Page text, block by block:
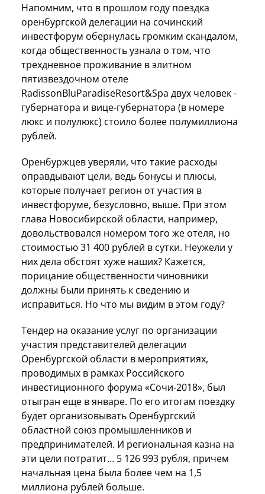
Напомним, что в прошлом году поездка
оренбургской делегации на сочинский
инвестфорум обернулась громким скандалом,
когда общественность узнала о том, что
трехдневное проживание в элитном
пятизвездочном отеле
RadissonBluParadiseResort&Spa двух человек -
губернатора и вице-губернатора (в номере
люкс и полулюкс) стоило более полумиллиона
рублей.
Оренбуржцев уверяли, что такие расходы
оправдывают цели, ведь бонусы и плюсы,
которые получает регион от участия в
инвестфоруме, безусловно, выше. При этом
глава Новосибирской области, например,
довольствовался номером того же отеля, но
стоимостью 31 400 рублей в сутки. Неужели у
них дела обстоят хуже наших? Кажется,
порицание общественности чиновники
должны были принять к сведению и
исправиться. Но что мы видим в этом году?
Тендер на оказание услуг по организации
участия представителей делегации
Оренбургской области в мероприятиях,
проводимых в рамках Российского
инвестиционного форума «Сочи-2018», был
отыгран еще в январе. По его итогам поездку
будет организовывать Оренбургский
областной союз промышленников и
предпринимателей. И региональная казна на
эти цели потратит… 5 126 993 рубля, причем
начальная цена была более чем на 1,5
миллиона рублей больше.